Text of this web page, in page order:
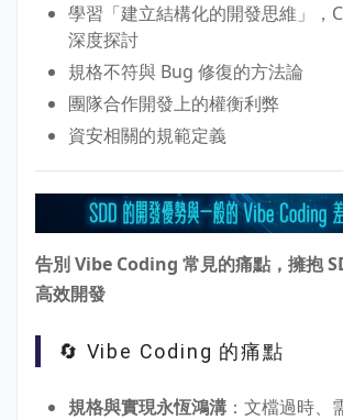
學習「建立結構化的開發思維」
深度探討
規格不符與 Bug 修復的方法論
團隊合作開發上的權衡利弊
資安相關的規範定義
告別 Vibe Coding 常見的痛點，擁抱
高效開發
🔄 Vibe Coding 的痛點
規格與實現永恆鴻溝 ：文檔過時、